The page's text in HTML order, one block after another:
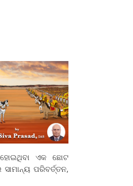
ଏକ ଛୋଟ
ପରିବର୍ତ୍ତନ,